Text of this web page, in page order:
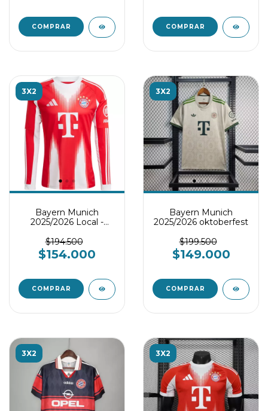
COMPRAR COMPRAR
3X2
Bayern Munich
2025/2026 Local -
$194.500
$154.000
COMPRAR
3X2
Bayern Munich
2025/2026 oktoberfest
$199.500
$149.000
COMPRAR
3X2 3X2